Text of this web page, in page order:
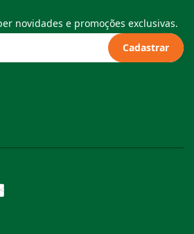
novidades e promoções exclusivas.
Cadastrar